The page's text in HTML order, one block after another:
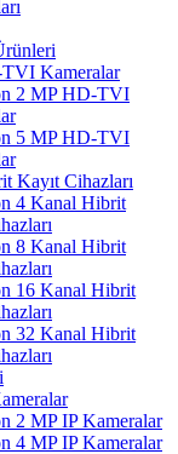
Kameralar
2 MP HD-TVI
5 MP HD-TVI
Kayıt Cihazları
4 Kanal Hibrit
8 Kanal Hibrit
16 Kanal Hibrit
32 Kanal Hibrit
2 MP IP Kameralar
4 MP IP Kameralar